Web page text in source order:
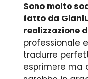
Sono molto
fatto da
realizzazione
professionale
tradurre
esprimere ma